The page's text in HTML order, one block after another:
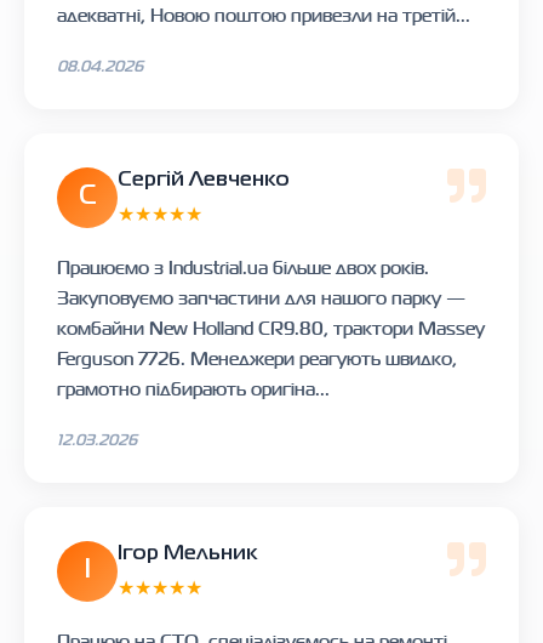
адекватні, Новою поштою привезли на третій...
08.04.2026
С
Сергій Левченко
★★★★★
Працюємо з Industrial.ua більше двох років.
Закуповуємо запчастини для нашого парку —
комбайни New Holland CR9.80, трактори Massey
Ferguson 7726. Менеджери реагують швидко,
грамотно підбирають оригіна...
12.03.2026
Ігор Мельник
★★★★★